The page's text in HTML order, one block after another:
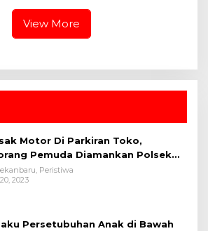
Hidup
Tim
Khidmat
View More
Motor Di Parkiran Toko,
Pemuda Diamankan Polsek
Raya Peristiwa
2023
Persetubuhan Anak di Bawah